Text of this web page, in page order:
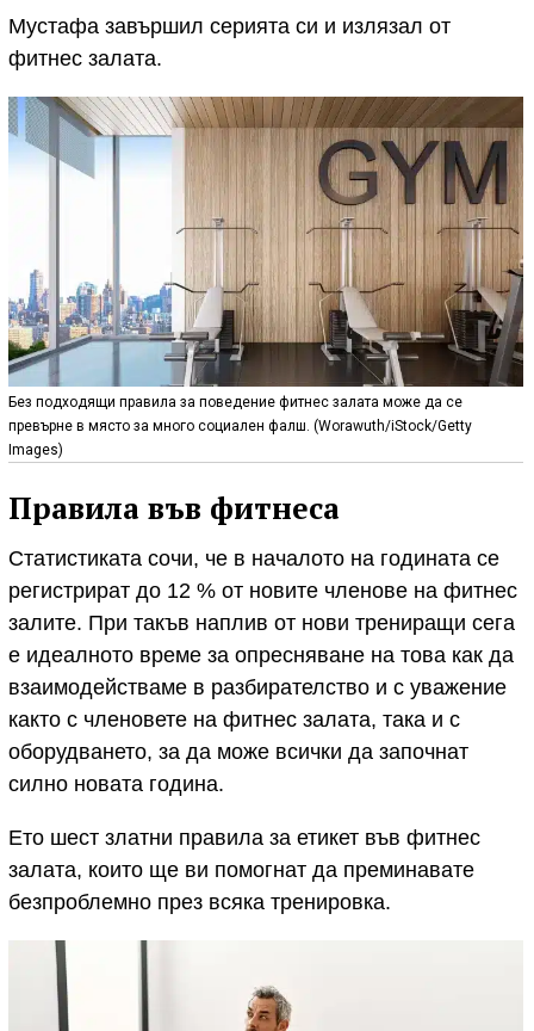
Мустафа завършил серията си и излязал от
фитнес залата.
Без подходящи правила за поведение фитнес залата може да се
превърне в място за много социален фалш. (Worawuth/iStock/Getty
Images)
Правила във фитнеса
Статистиката сочи, че в началото на годината се
регистрират до 12 % от новите членове на фитнес
залите. При такъв наплив от нови трениращи сега
е идеалното време за опресняване на това как да
взаимодействаме в разбирателство и с уважение
както с членовете на фитнес залата, така и с
оборудването, за да може всички да започнат
силно новата година.
Ето шест златни правила за етикет във фитнес
залата, които ще ви помогнат да преминавате
безпроблемно през всяка тренировка.